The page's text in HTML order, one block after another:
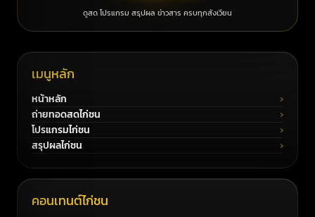
ดูสด โปรแกรม สรุปผล ข่าวสาร ครบทุกสังเวียน
เมนูหลัก
หน้าหลัก
ถ่ายทอดสดไก่ชน
โปรแกรมไก่ชน
สรุปผลไก่ชน
คอนเทนต์ไก่ชน